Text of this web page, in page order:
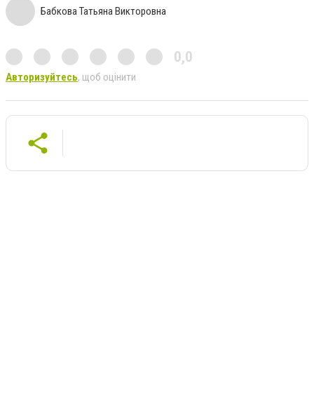
Бабкова Татьяна Викторовна
0,0
Авторизуйтесь, щоб оцінити